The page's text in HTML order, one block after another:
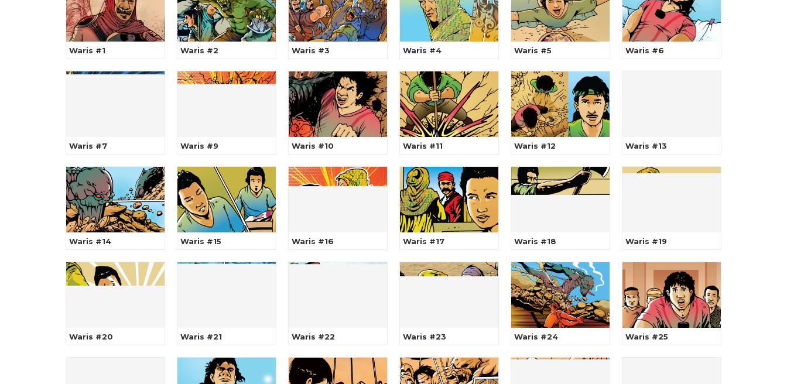
Waris #1 Waris #2 Waris #3 Waris #4 Waris #5 Waris #6
Waris #7 Waris #9 Waris #10 Waris #11 Waris #12 Waris #13
Waris #14 Waris #15 Waris #16 Waris #17 Waris #18 Waris #19
Waris #20 Waris #21 Waris #22 Waris #23 Waris #24 Waris #25